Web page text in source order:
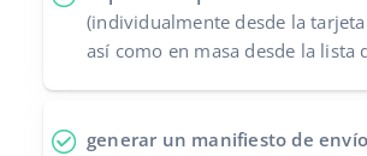
Calculadora de beneficios
Cooperación y socios
español (MX)
Français
Italiano
(individualmente desde la
así como en masa desde la lista
generar un manifiesto de envío